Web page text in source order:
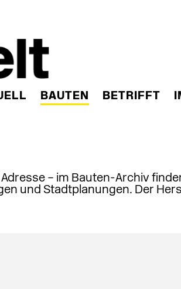
BAUTEN BETRIFFT
– im Bauten-Archiv
und Stadtplanungen. Der